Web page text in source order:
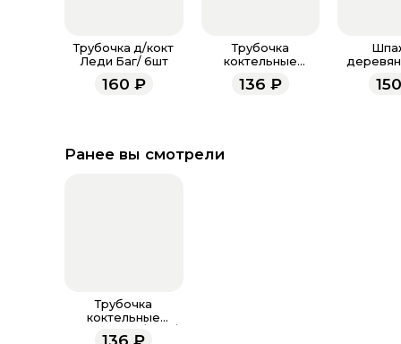
Трубочка д/кокт
Леди Баг/ 6шт
160 ₽
Трубочка
коктельные
Маус/ 6шт/
136 ₽ 150
Ранее вы смотрели
Трубочка
коктельные
Принцессы/ 6шт/
136 ₽